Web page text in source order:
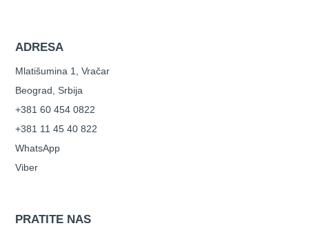
ADRESA
Mlatišumina 1, Vračar
Beograd, Srbija
+381 60 454 0822
+381 11 45 40 822
WhatsApp
Viber
PRATITE NAS